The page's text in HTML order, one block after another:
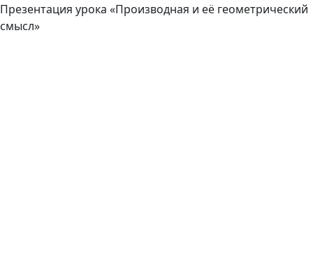
Презентация урока «Производная и её геометрический
смысл»